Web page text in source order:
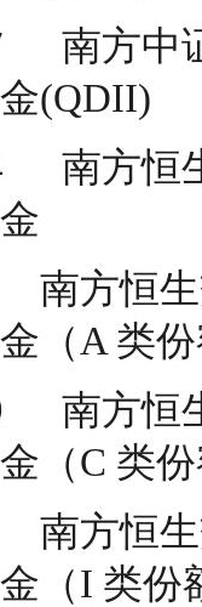
南方
(QDII)
南方
（A 类
南方
（C 类
（I 类份